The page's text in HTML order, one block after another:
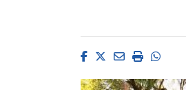
Facebook
Twitter
EmailImprimir